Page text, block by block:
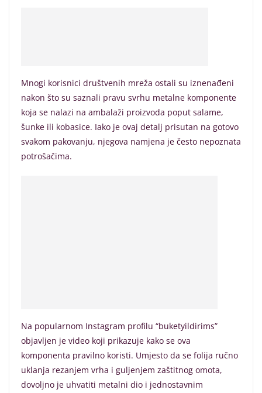
Mnogi korisnici društvenih mreža ostali su iznenađeni
nakon što su saznali pravu svrhu metalne komponente
koja se nalazi na ambalaži proizvoda poput salame,
šunke ili kobasice. Iako je ovaj detalj prisutan na gotovo
svakom pakovanju, njegova namjena je često nepoznata
potrošačima.
Na popularnom Instagram profilu “buketyildirims”
objavljen je video koji prikazuje kako se ova
komponenta pravilno koristi. Umjesto da se folija ručno
uklanja rezanjem vrha i guljenjem zaštitnog omota,
dovoljno je uhvatiti metalni dio i jednostavnim